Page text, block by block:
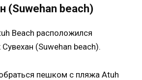
(Suwehan beach)
Beach расположился
(Suwehan beach).
пешком с пляжа Atuh